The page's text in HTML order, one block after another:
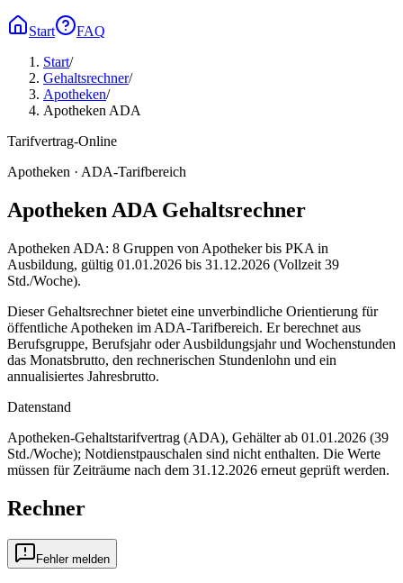
Start
FAQ
Start/
Gehaltsrechner/
Apotheken/
Apotheken ADA
Tarifvertrag-Online
Apotheken · ADA-Tarifbereich
Apotheken ADA Gehaltsrechner
Apotheken ADA: 8 Gruppen von Apotheker bis PKA in
Ausbildung, gültig 01.01.2026 bis 31.12.2026 (Vollzeit 39
Std./Woche).
Dieser Gehaltsrechner bietet eine unverbindliche Orientierung für
öffentliche Apotheken im ADA-Tarifbereich. Er berechnet aus
Berufsgruppe, Berufsjahr oder Ausbildungsjahr und Wochenstunden
das Monatsbrutto, den rechnerischen Stundenlohn und ein
annualisiertes Jahresbrutto.
Datenstand
Apotheken-Gehaltstarifvertrag (ADA), Gehälter ab 01.01.2026 (39
Std./Woche); Notdienstpauschalen sind nicht enthalten. Die Werte
müssen für Zeiträume nach dem 31.12.2026 erneut geprüft werden.
Rechner
Fehler melden